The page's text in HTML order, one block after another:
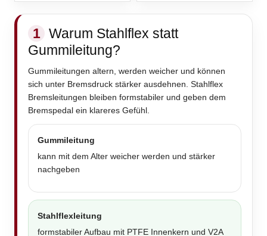
1 Warum Stahlflex statt
Gummileitung?
Gummileitungen altern, werden weicher und können
sich unter Bremsdruck stärker ausdehnen. Stahlflex
Bremsleitungen bleiben formstabiler und geben dem
Bremspedal ein klareres Gefühl.
Gummileitung
kann mit dem Alter weicher werden und stärker
nachgeben
Stahlflexleitung
formstabiler Aufbau mit PTFE Innenkern und V2A